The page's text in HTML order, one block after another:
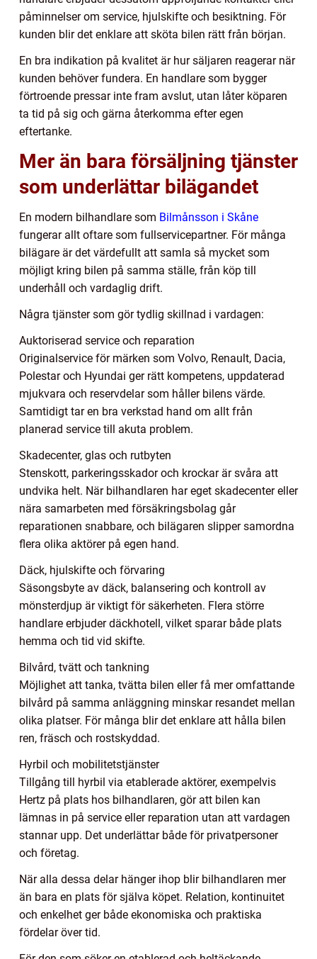
påminnelser om service, hjulskifte och besiktning. För
kunden blir det enklare att sköta bilen rätt från början.
En bra indikation på kvalitet är hur säljaren reagerar när
kunden behöver fundera. En handlare som bygger
förtroende pressar inte fram avslut, utan låter köparen
ta tid på sig och gärna återkomma efter egen
eftertanke.
Mer än bara försäljning tjänster
som underlättar bilägandet
En modern bilhandlare som Bilmånsson i Skåne
fungerar allt oftare som fullservicepartner. För många
bilägare är det värdefullt att samla så mycket som
möjligt kring bilen på samma ställe, från köp till
underhåll och vardaglig drift.
Några tjänster som gör tydlig skillnad i vardagen:
Auktoriserad service och reparation
Originalservice för märken som Volvo, Renault, Dacia,
Polestar och Hyundai ger rätt kompetens, uppdaterad
mjukvara och reservdelar som håller bilens värde.
Samtidigt tar en bra verkstad hand om allt från
planerad service till akuta problem.
Skadecenter, glas och rutbyten
Stenskott, parkeringsskador och krockar är svåra att
undvika helt. När bilhandlaren har eget skadecenter eller
nära samarbeten med försäkringsbolag går
reparationen snabbare, och bilägaren slipper samordna
flera olika aktörer på egen hand.
Däck, hjulskifte och förvaring
Säsongsbyte av däck, balansering och kontroll av
mönsterdjup är viktigt för säkerheten. Flera större
handlare erbjuder däckhotell, vilket sparar både plats
hemma och tid vid skifte.
Bilvård, tvätt och tankning
Möjlighet att tanka, tvätta bilen eller få mer omfattande
bilvård på samma anläggning minskar resandet mellan
olika platser. För många blir det enklare att hålla bilen
ren, fräsch och rostskyddad.
Hyrbil och mobilitetstjänster
Tillgång till hyrbil via etablerade aktörer, exempelvis
Hertz på plats hos bilhandlaren, gör att bilen kan
lämnas in på service eller reparation utan att vardagen
stannar upp. Det underlättar både för privatpersoner
och företag.
När alla dessa delar hänger ihop blir bilhandlaren mer
än bara en plats för själva köpet. Relation, kontinuitet
och enkelhet ger både ekonomiska och praktiska
fördelar över tid.